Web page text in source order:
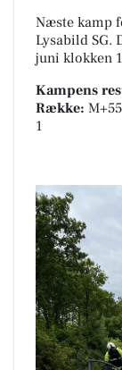
Næste kamp
Lysabild SG.
juni klokken
Kampens
Række:
1